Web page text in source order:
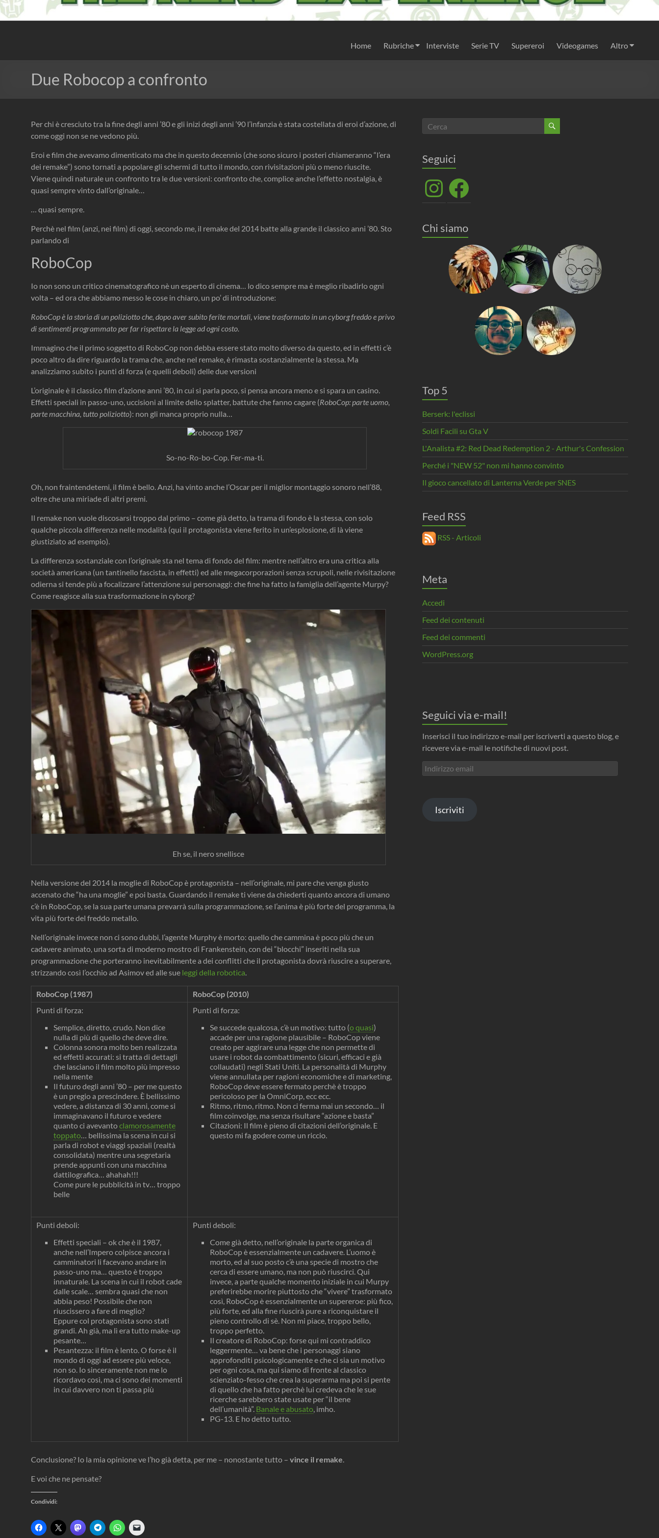
Home Rubriche Interviste Serie TV Supereroi Videogames Altro
Due Robocop a confronto
Per chi è cresciuto tra la fine degli anni ’80 e gli inizi degli anni ’90 l’infanzia è stata costellata di eroi d’azione, di
come oggi non se ne vedono più.
Eroi e film che avevamo dimenticato ma che in questo decennio (che sono sicuro i posteri chiameranno “l’era
dei remake”) sono tornati a popolare gli schermi di tutto il mondo, con rivisitazioni più o meno riuscite.
Viene quindi naturale un confronto tra le due versioni: confronto che, complice anche l’effetto nostalgia, è
quasi sempre vinto dall’originale…
… quasi sempre.
Perchè nel film (anzi, nei film) di oggi, secondo me, il remake del 2014 batte alla grande il classico anni ’80. Sto
parlando di
RoboCop
Io non sono un critico cinematografico nè un esperto di cinema… lo dico sempre ma è meglio ribadirlo ogni
volta – ed ora che abbiamo messo le cose in chiaro, un po’ di introduzione:
RoboCop è la storia di un poliziotto che, dopo aver subito ferite mortali, viene trasformato in un cyborg freddo e privo
di sentimenti programmato per far rispettare la legge ad ogni costo.
Immagino che il primo soggetto di RoboCop non debba essere stato molto diverso da questo, ed in effetti c’è
poco altro da dire riguardo la trama che, anche nel remake, è rimasta sostanzialmente la stessa. Ma
analizziamo subito i punti di forza (e quelli deboli) delle due versioni
L’originale è il classico film d’azione anni ’80, in cui si parla poco, si pensa ancora meno e si spara un casino.
Effetti speciali in passo-uno, uccisioni al limite dello splatter, battute che fanno cagare (RoboCop: parte uomo,
parte macchina, tutto poliziotto): non gli manca proprio nulla…
So-no-Ro-bo-Cop. Fer-ma-ti.
Oh, non fraintendetemi, il film è bello. Anzi, ha vinto anche l’Oscar per il miglior montaggio sonoro nell’88,
oltre che una miriade di altri premi.
Il remake non vuole discosarsi troppo dal primo – come già detto, la trama di fondo è la stessa, con solo
qualche piccola differenza nelle modalità (qui il protagonista viene ferito in un’esplosione, di là viene
giustiziato ad esempio).
La differenza sostanziale con l’originale sta nel tema di fondo del film: mentre nell’altro era una critica alla
società americana (un tantinello fascista, in effetti) ed alle megacorporazioni senza scrupoli, nelle rivisitazione
odierna si tende più a focalizzare l’attenzione sui personaggi: che fine ha fatto la famiglia dell’agente Murpy?
Come reagisce alla sua trasformazione in cyborg?
Eh se, il nero snellisce
Nella versione del 2014 la moglie di RoboCop è protagonista – nell’originale, mi pare che venga giusto
accenato che “ha una moglie” e poi basta. Guardando il remake ti viene da chiederti quanto ancora di umano
c’è in RoboCop, se la sua parte umana prevarrà sulla programmazione, se l’anima è più forte del programma, la
vita più forte del freddo metallo.
Nell’originale invece non ci sono dubbi, l’agente Murphy è morto: quello che cammina è poco più che un
cadavere animato, una sorta di moderno mostro di Frankenstein, con dei “blocchi” inseriti nella sua
programmazione che porteranno inevitabilmente a dei conflitti che il protagonista dovrà riuscire a superare,
strizzando così l’occhio ad Asimov ed alle sue leggi della robotica.
RoboCop (1987)
RoboCop (2010)
Punti di forza:
Semplice, diretto, crudo. Non dice
nulla di più di quello che deve dire.
Colonna sonora molto ben realizzata
ed effetti accurati: si tratta di dettagli
che lasciano il film molto più impresso
nella mente
Il futuro degli anni ’80 – per me questo
è un pregio a prescindere. È bellissimo
vedere, a distanza di 30 anni, come si
immaginavano il futuro e vedere
quanto ci avevantoclamorosamente
toppato… bellissima la scena in cui si
parla di robot e viaggi spaziali (realtà
consolidata) mentre una segretaria
prende appunti con una macchina
dattilografica… ahahah!!!
Come pure le pubblicità in tv… troppo
belle
Punti di forza:
Se succede qualcosa, c’è un motivo: tutto (o quasi)
accade per una ragione plausibile – RoboCop viene
creato per aggirare una legge che non permette di
usare i robot da combattimento (sicuri, efficaci e già
collaudati) negli Stati Uniti. La personalità di Murphy
viene annullata per ragioni economiche e di marketing,
RoboCop deve essere fermato perchè è troppo
pericoloso per la OmniCorp, ecc ecc.
Ritmo, ritmo, ritmo. Non ci ferma mai un secondo… il
film coinvolge, ma senza risultare “azione e basta”
Citazioni: Il film è pieno di citazioni dell’originale. E
questo mi fa godere come un riccio.
Punti deboli:
Effetti speciali – ok che è il 1987,
anche nell’Impero colpisce ancora i
camminatori li facevano andare in
passo-uno ma… questo è troppo
innaturale. La scena in cui il robot cade
dalle scale… sembra quasi che non
abbia peso! Possibile che non
riuscissero a fare di meglio?
Eppure col protagonista sono stati
grandi. Ah già, ma lì era tutto make-up
pesante…
Pesantezza: il film è lento. O forse è il
mondo di oggi ad essere più veloce,
non so. Io sinceramente non me lo
ricordavo così, ma ci sono dei momenti
in cui davvero non ti passa più
Punti deboli:
Come già detto, nell’originale la parte organica di
RoboCop è essenzialmente un cadavere. L’uomo è
morto, ed al suo posto c’è una specie di mostro che
cerca di essere umano, ma non può riuscirci. Qui
invece, a parte qualche momento iniziale in cui Murpy
preferirebbe morire piuttosto che “vivere” trasformato
così, RoboCop è essenzialmente un supereroe: più fico,
più forte, ed alla fine riuscirà pure a riconquistare il
pieno controllo di sè. Non mi piace, troppo bello,
troppo perfetto.
Il creatore di RoboCop: forse qui mi contraddico
leggermente… va bene che i personaggi siano
approfonditi psicologicamente e che ci sia un motivo
per ogni cosa, ma qui siamo di fronte al classico
scienziato-fesso che crea la superarma ma poi si pente
di quello che ha fatto perchè lui credeva che le sue
ricerche sarebbero state usate per “il bene
dell’umanità”. Banale e abusato, imho.
PG-13. E ho detto tutto.
Conclusione? Io la mia opinione ve l’ho già detta, per me – nonostante tutto – vince il remake.
E voi che ne pensate?
Condividi:
F
a
F
a
F
a
F
a
F
a
F
a
Seguici
InstagramFacebook
Chi siamo
Top 5
Berserk: l'eclissi
Soldi Facili su Gta V
L'Analista #2: Red Dead Redemption 2 - Arthur's Confession
Perché i "NEW 52" non mi hanno convinto
Il gioco cancellato di Lanterna Verde per SNES
Feed RSS
RSS - Articoli
Meta
Accedi
Feed dei contenuti
Feed dei commenti
WordPress.org
Seguici via e-mail!
Inserisci il tuo indirizzo e-mail per iscriverti a questo blog, e
ricevere via e-mail le notifiche di nuovi post.
Indirizzo
email
Iscriviti